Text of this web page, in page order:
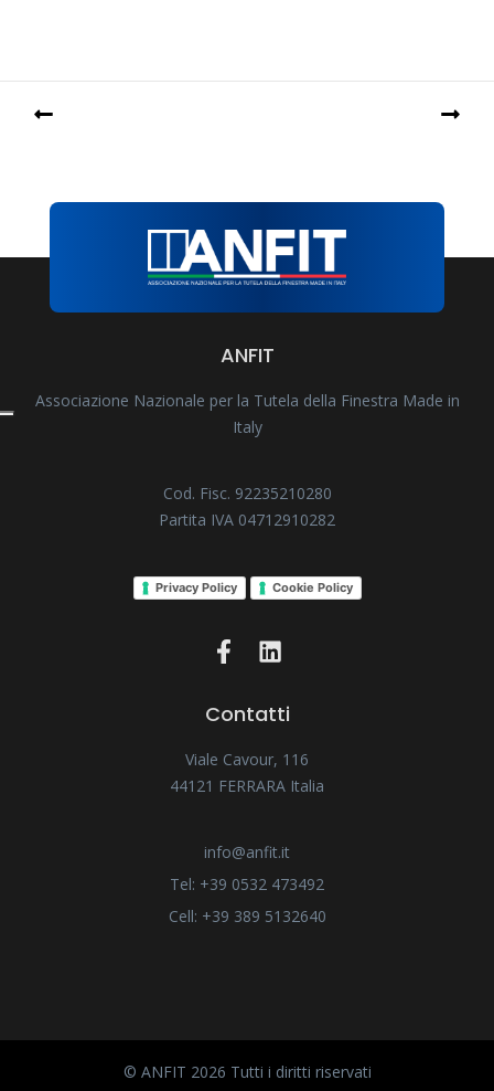
ANFIT
Associazione Nazionale per la Tutela della Finestra Made in
Italy
Cod. Fisc. 92235210280
Partita IVA 04712910282
Privacy Policy Cookie Policy
Contatti
Viale Cavour, 116
44121 FERRARA Italia
info@anfit.it
Tel: +39 0532 473492
Cell: +39 389 5132640
© ANFIT 2026 Tutti i diritti riservati